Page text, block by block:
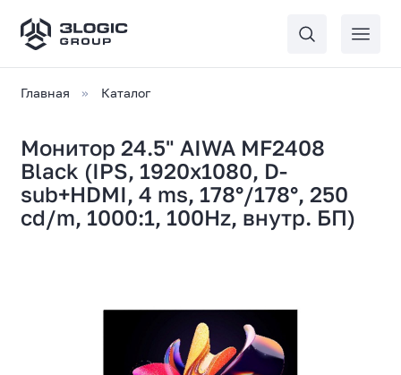
Главная Каталог
Монитор 24.5" AIWA MF2408
Black (IPS, 1920x1080, D-
sub+HDMI, 4 ms, 178°/178°, 250
cd/m, 1000:1, 100Hz, внутр. БП)